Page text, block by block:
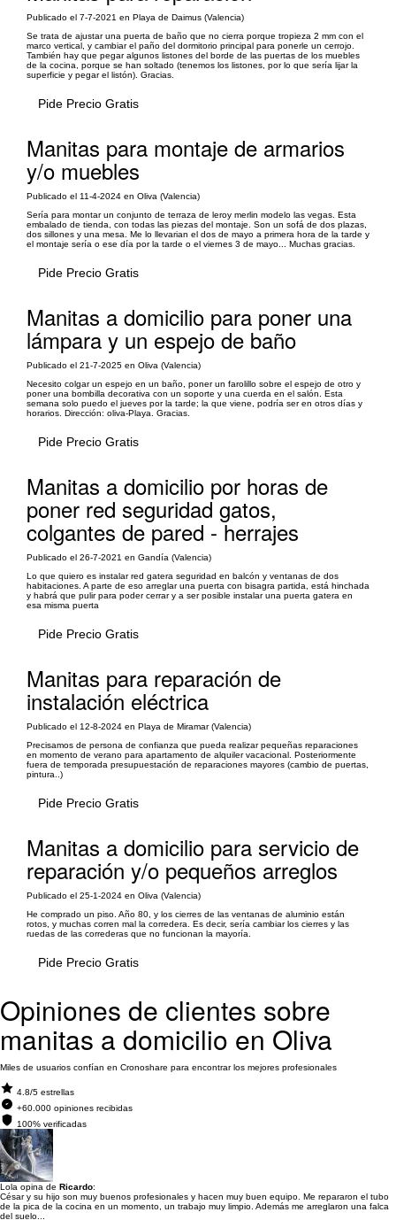
Publicado el 7-7-2021 en Playa de Daimus (Valencia)
Se trata de ajustar una puerta de baño que no cierra porque tropieza 2 mm con el
marco vertical, y cambiar el paño del dormitorio principal para ponerle un cerrojo.
También hay que pegar algunos listones del borde de las puertas de los muebles
de la cocina, porque se han soltado (tenemos los listones, por lo que sería lijar la
superficie y pegar el listón). Gracias.
Pide Precio Gratis
Manitas para montaje de armarios
y/o muebles
Publicado el 11-4-2024 en Oliva (Valencia)
Sería para montar un conjunto de terraza de leroy merlin modelo las vegas. Esta
embalado de tienda, con todas las piezas del montaje. Son un sofá de dos plazas,
dos sillones y una mesa. Me lo llevarian el dos de mayo a primera hora de la tarde y
el montaje sería o ese día por la tarde o el viernes 3 de mayo... Muchas gracias.
Pide Precio Gratis
Manitas a domicilio para poner una
lámpara y un espejo de baño
Publicado el 21-7-2025 en Oliva (Valencia)
Necesito colgar un espejo en un baño, poner un farolillo sobre el espejo de otro y
poner una bombilla decorativa con un soporte y una cuerda en el salón. Esta
semana solo puedo el jueves por la tarde; la que viene, podría ser en otros días y
horarios. Dirección: oliva-Playa. Gracias.
Pide Precio Gratis
Manitas a domicilio por horas de
poner red seguridad gatos,
colgantes de pared - herrajes
Publicado el 26-7-2021 en Gandía (Valencia)
Lo que quiero es instalar red gatera seguridad en balcón y ventanas de dos
habitaciones. A parte de eso arreglar una puerta con bisagra partida, está hinchada
y habrá que pulir para poder cerrar y a ser posible instalar una puerta gatera en
esa misma puerta
Pide Precio Gratis
Manitas para reparación de
instalación eléctrica
Publicado el 12-8-2024 en Playa de Miramar (Valencia)
Precisamos de persona de confianza que pueda realizar pequeñas reparaciones
en momento de verano para apartamento de alquiler vacacional. Posteriormente
fuera de temporada presupuestación de reparaciones mayores (cambio de puertas,
pintura..)
Pide Precio Gratis
Manitas a domicilio para servicio de
reparación y/o pequeños arreglos
Publicado el 25-1-2024 en Oliva (Valencia)
He comprado un piso. Año 80, y los cierres de las ventanas de aluminio están
rotos, y muchas corren mal la corredera. Es decir, sería cambiar los cierres y las
ruedas de las correderas que no funcionan la mayoría.
Pide Precio Gratis
Opiniones de clientes sobre
manitas a domicilio en Oliva
Miles de usuarios confían en Cronoshare para encontrar los mejores profesionales
4.8/5 estrellas
+60.000 opiniones recibidas
100% verificadas
Lola opina de Ricardo:
César y su hijo son muy buenos profesionales y hacen muy buen equipo. Me repararon el tubo
de la pica de la cocina en un momento, un trabajo muy limpio. Además me arreglaron una falca
del suelo...